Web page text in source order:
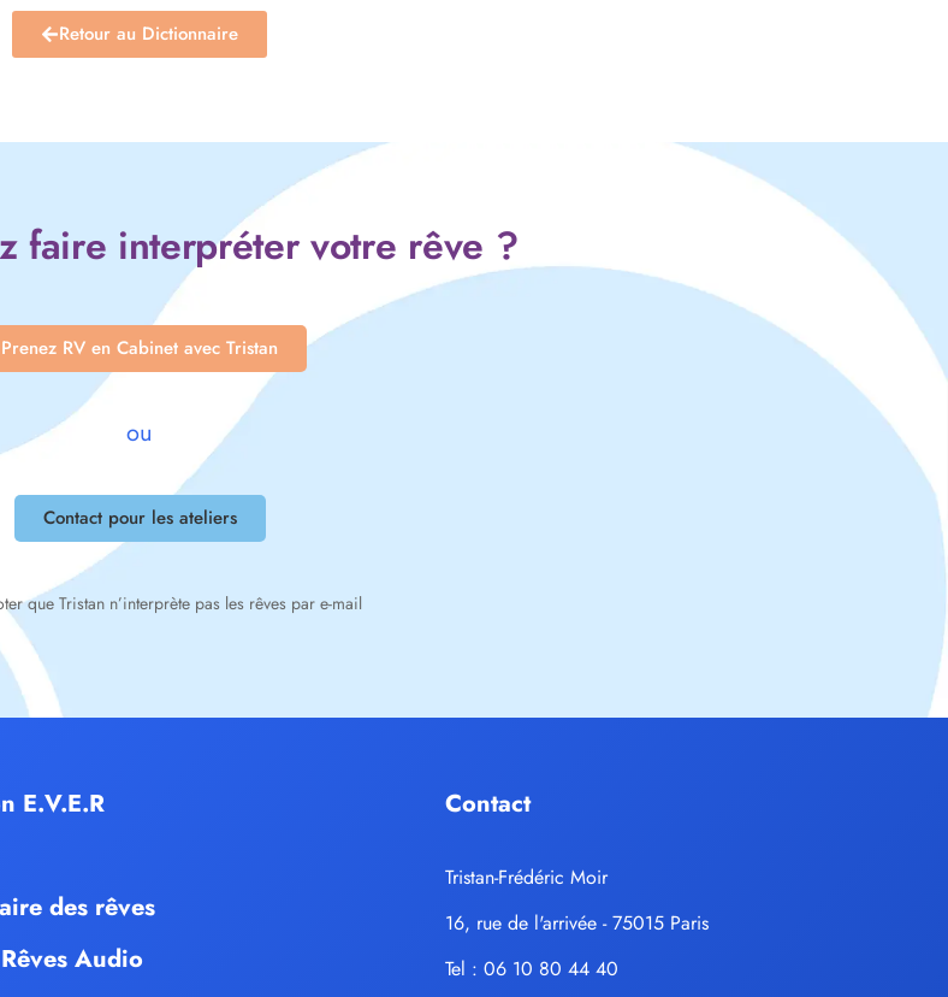
Retour au Dictionnaire
faire interpréter votre rêve ?
Prenez RV en Cabinet avec Tristan
ou
Contact pour les ateliers
que Tristan n’interprète pas les rêves par e-mail
E.V.E.R
des rêves
Audio
Contact
Tristan-Frédéric Moir
16, rue de l'arrivée - 75015 Paris
Tel : 06 10 80 44 40